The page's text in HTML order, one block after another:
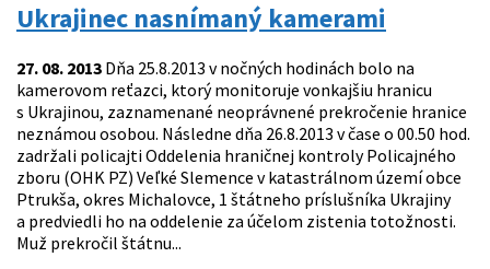
Ukrajinec nasnímaný kamerami
27. 08. 2013 Dňa 25.8.2013 v nočných hodinách bolo na
kamerovom reťazci, ktorý monitoruje vonkajšiu hranicu
s Ukrajinou, zaznamenané neoprávnené prekročenie hranice
neznámou osobou. Následne dňa 26.8.2013 v čase o 00.50 hod.
zadržali policajti Oddelenia hraničnej kontroly Policajného
zboru (OHK PZ) Veľké Slemence v katastrálnom území obce
Ptrukša, okres Michalovce, 1 štátneho príslušníka Ukrajiny
a predviedli ho na oddelenie za účelom zistenia totožnosti.
Muž prekročil štátnu...